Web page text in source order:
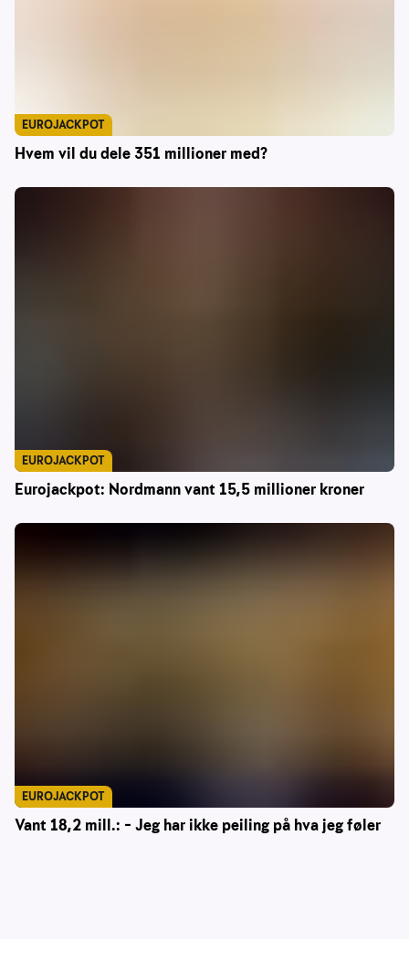
Hvem vil du dele 351 millioner med?
EUROJACKPOT
Eurojackpot: Nordmann vant 15,5 millioner kroner
EUROJACKPOT
Vant 18,2 mill.: – Jeg har ikke peiling på hva jeg føler
EUROJACKPOT